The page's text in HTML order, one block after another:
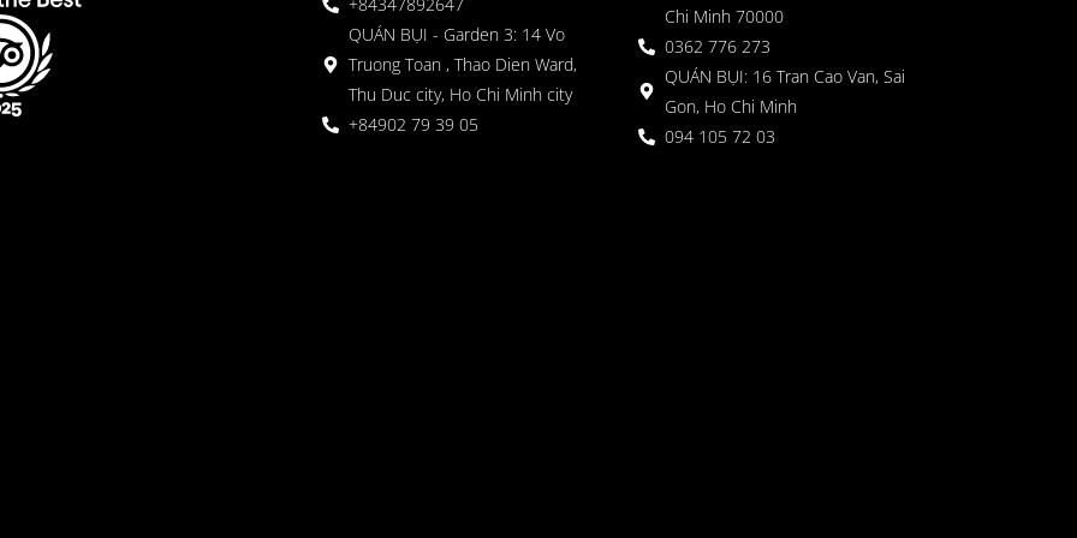
QUÁN BỤI - Garden 3: 14 Vo
Truong Toan , Thao Dien Ward,
Thu Duc city, Ho Chi Minh city
+84902 79 39 05
Chi Minh 70000
0362 776 273
QUÁN BỤI: 16 Tran Cao Van, Sai
Gon, Ho Chi Minh
094 105 72 03